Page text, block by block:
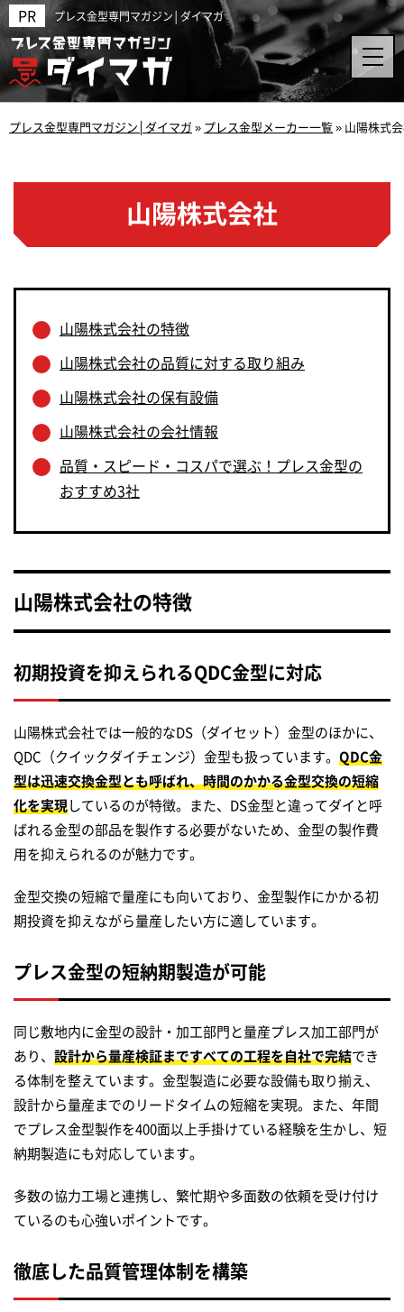
プレス金型専門マガジン│ダイマガ
プレス金型専門マガジン│ダイマガ » プレス金型メーカー一覧» 山陽株式
山陽株式会社
山陽株式会社の特徴
山陽株式会社の品質に対する取り組み
山陽株式会社の保有設備
山陽株式会社の会社情報
品質・スピード・コスパで選ぶ！プレス金型の
おすすめ3社
山陽株式会社の特徴
初期投資を抑えられるQDC金型に対応
山陽株式会社では一般的なDS（ダイセット）金型のほかに、
QDC（クイックダイチェンジ）金型も扱っています。 QDC金
型は迅速交換金型とも呼ばれ、時間のかかる金型交換の短縮
化を実現しているのが特徴。また、DS金型と違ってダイと呼
ばれる金型の部品を製作する必要がないため、金型の製作費
用を抑えられるのが魅力です。
金型交換の短縮で量産にも向いており、金型製作にかかる初
期投資を抑えながら量産したい方に適しています。
プレス金型の短納期製造が可能
同じ敷地内に金型の設計・加工部門と量産プレス加工部門が
あり、 設計から量産検証まですべての工程を自社で完結でき
る体制を整えています。金型製造に必要な設備も取り揃え、
設計から量産までのリードタイムの短縮を実現。また、年間
でプレス金型製作を400面以上手掛けている経験を生かし、短
納期製造にも対応しています。
多数の協力工場と連携し、繁忙期や多面数の依頼を受け付け
ているのも心強いポイントです。
徹底した品質管理体制を構築